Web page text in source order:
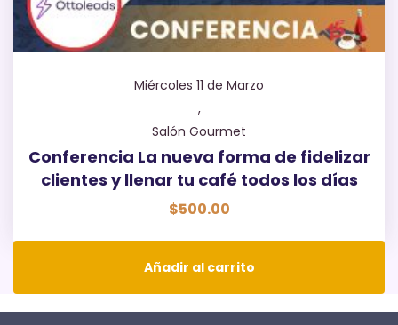
Miércoles 11 de Marzo
,
Salón Gourmet
Conferencia La nueva forma de fidelizar
clientes y llenar tu café todos los días
$500.00
Añadir al carrito